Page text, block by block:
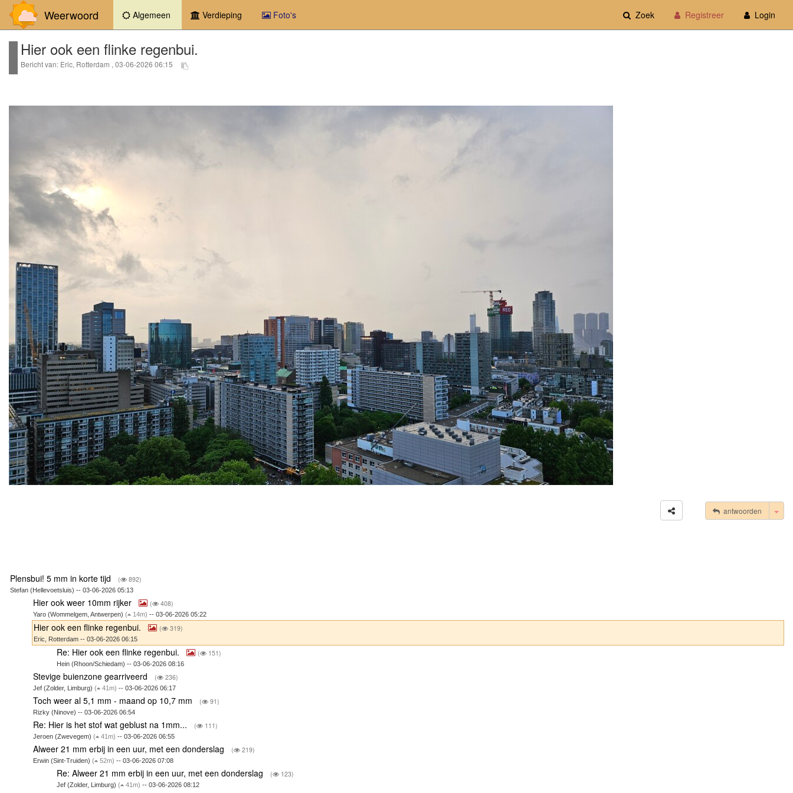
Weerwoord Algemeen (current)Verdieping Foto's Zoek Registreer Login
Hier ook een flinke regenbui.
Bericht van: Eric, Rotterdam , 03-06-2026 06:15
antwoorden
Plensbui! 5 mm in korte tijd ( 892)
Stefan (Hellevoetsluis) -- 03-06-2026 05:13
Hier ook weer 10mm rijker ( 408)
Yaro (Wommelgem, Antwerpen)( 14m) -- 03-06-2026 05:22
Hier ook een flinke regenbui. ( 319)
Eric, Rotterdam -- 03-06-2026 06:15
Re: Hier ook een flinke regenbui. ( 151)
Hein (Rhoon/Schiedam) -- 03-06-2026 08:16
Stevige buienzone gearriveerd ( 236)
Jef (Zolder, Limburg)( 41m) -- 03-06-2026 06:17
Toch weer al 5,1 mm - maand op 10,7 mm ( 91)
Rizky (Ninove) -- 03-06-2026 06:54
Re: Hier is het stof wat geblust na 1mm... ( 111)
Jeroen (Zwevegem)( 41m) -- 03-06-2026 06:55
Alweer 21 mm erbij in een uur, met een donderslag ( 219)
Erwin (Sint-Truiden)( 52m) -- 03-06-2026 07:08
Re: Alweer 21 mm erbij in een uur, met een donderslag ( 123)
Jef (Zolder, Limburg) ( 41m) -- 03-06-2026 08:12